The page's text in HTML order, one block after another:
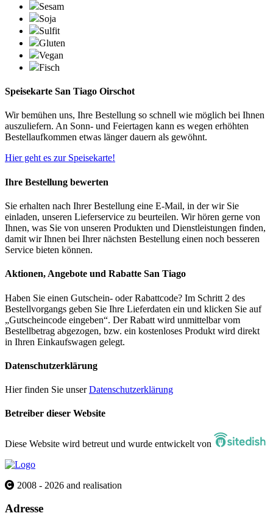
Sesam
Soja
Sulfit
Gluten
Vegan
Fisch
Speisekarte San Tiago Oirschot
Wir bemühen uns, Ihre Bestellung so schnell wie möglich bei Ihnen
auszuliefern. An Sonn- und Feiertagen kann es wegen erhöhten
Bestellaufkommen etwas länger dauern als gewöhnt.
Hier geht es zur Speisekarte!
Ihre Bestellung bewerten
Sie erhalten nach Ihrer Bestellung eine E-Mail, in der wir Sie
einladen, unseren Lieferservice zu beurteilen. Wir hören gerne von
Ihnen, was Sie von unseren Produkten und Dienstleistungen finden,
damit wir Ihnen bei Ihrer nächsten Bestellung einen noch besseren
Service bieten können.
Aktionen, Angebote und Rabatte San Tiago
Haben Sie einen Gutschein- oder Rabattcode? Im Schritt 2 des
Bestellvorgangs geben Sie Ihre Lieferdaten ein und klicken Sie auf
„Gutscheincode eingeben“. Der Rabatt wird unmittelbar vom
Bestellbetrag abgezogen, bzw. ein kostenloses Produkt wird direkt
in Ihren Einkaufswagen gelegt.
Datenschutzerklärung
Hier finden Sie unserDatenschutzerklärung
Betreiber dieser Website
Diese Website wird betreut und wurde entwickelt von
2008 - 2026 and realisation
Adresse